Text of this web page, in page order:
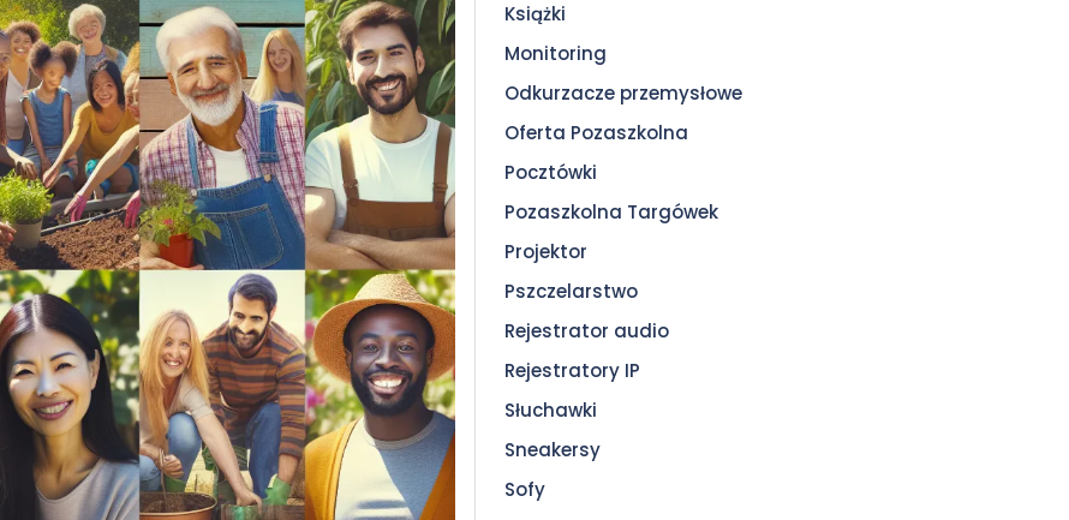
Książki
Monitoring
Odkurzacze przemysłowe
Oferta Pozaszkolna
Pocztówki
Pozaszkolna Targówek
Projektor
Pszczelarstwo
Rejestrator audio
Rejestratory IP
Słuchawki
Sneakersy
Sofy